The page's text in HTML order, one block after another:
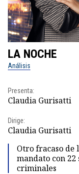
LA NOCHE
Análisis
Presenta:
Claudia Gurisatti
Dirige:
Claudia Gurisatti
Otro fracaso de
mandato con
criminales